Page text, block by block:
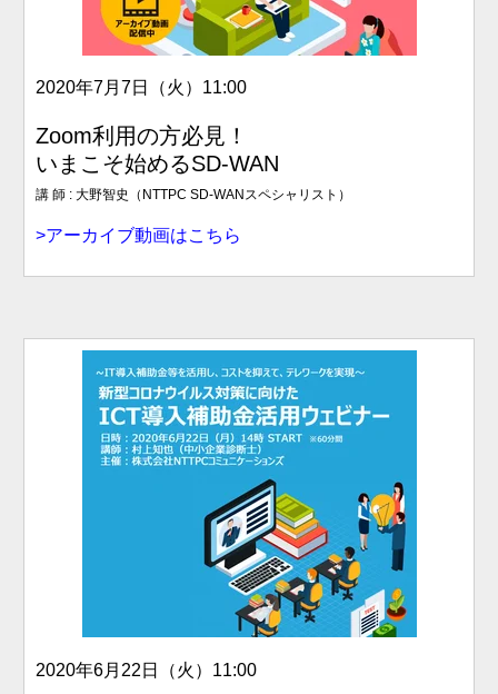
2020年7月7日（火） 11:00
Zoom利用の方必見！
いまこそ始めるSD-WAN
講 師 : 大野智史（NTTPC SD-WANスペシャリスト）
>アーカイブ動画はこちら
2020年6月22日（火）11:00